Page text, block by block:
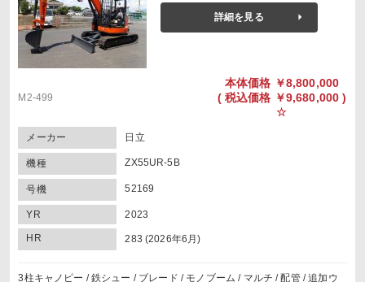
詳細を見る
M2-499
本体価格 ￥8,800,000
( 税込価格 ￥9,680,000 )
☆
メーカー 日立
機種 ZX55UR-5B
号機 52169
YR 2023
HR 283 (2026年6月)
3柱キャノピー / 鉄シュー / ブレード / モノブーム / マルチ / 配管 / 追加ウ